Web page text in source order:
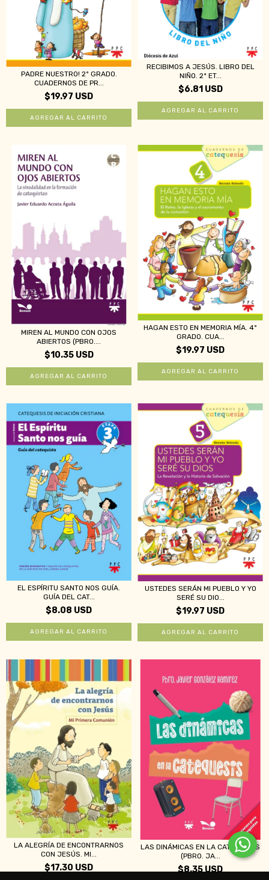
PADRE NUESTRO! 2º GRADO.
CUADERNOS DE PR...
$19.97 USD
RECIBIMOS A JESÚS. LIBRO DEL
NIÑO. 2ª ET...
$6.81 USD
MIREN AL MUNDO CON OJOS
ABIERTOS (PBRO....
$10.35 USD
HAGAN ESTO EN MEMORIA MÍA. 4º
GRADO. CUA...
$19.97 USD
EL ESPÍRITU SANTO NOS GUÍA.
GUÍA DEL CAT...
$8.08 USD
USTEDES SERÁN MI PUEBLO Y YO
SERÉ SU DIO...
$19.97 USD
LA ALEGRÍA DE ENCONTRARNOS
CON JESÚS. MI...
$17.30 USD
LAS DINÁMICAS EN LA CATEQUESIS
(PBRO. JA...
$8.35 USD